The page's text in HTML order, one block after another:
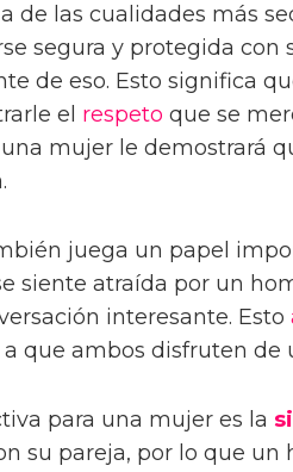
de las cualidades más
segura y protegida con
de eso. Esto significa
el respeto que se
mujer le demostrará
juega un papel
siente atraída por un
interesante. Esto
que ambos disfruten de
para una mujer es la
su pareja, por lo que un